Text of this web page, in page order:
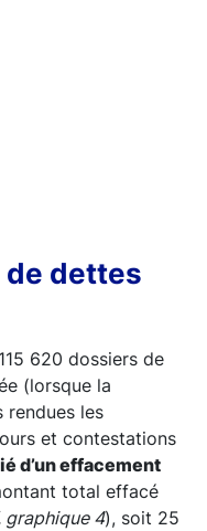
de dettes
620 dossiers de
(lorsque la
rendues les
et contestations
d’un effacement
total effacé
graphique 4), soit 25